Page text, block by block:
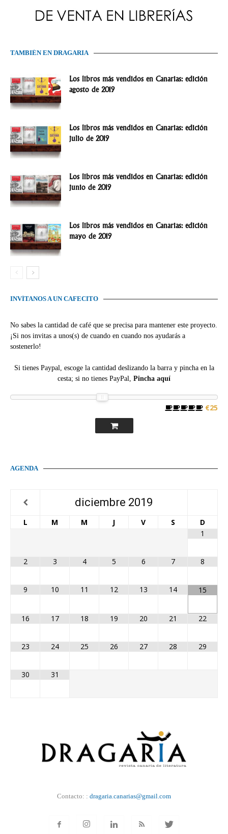
TAMBIÉN EN DRAGARIA
Los libros más vendidos en Canarias: edición
agosto de 2019
Los libros más vendidos en Canarias: edición
julio de 2019
Los libros más vendidos en Canarias: edición
junio de 2019
Los libros más vendidos en Canarias: edición
mayo de 2019
INVÍTANOS A UN CAFECITO
No sabes la cantidad de café que se precisa para mantener este proyecto.
¡Si nos invitas a unos(s) de cuando en cuando nos ayudarás a
sostenerlo!
Si tienes Paypal, escoge la cantidad deslizando la barra y pincha en la
cesta; si no tienes PayPal, Pincha aquí
€25
AGENDA
diciembre 2019
L M M J V S
D
1
2 3 4 5 6 7 8
9 10 11 12 13 14 15
16 17 18 19 20 21 22
23 24 25 26 27 28 29
30 31
Contacto: : dragaria.canarias@gmail.com